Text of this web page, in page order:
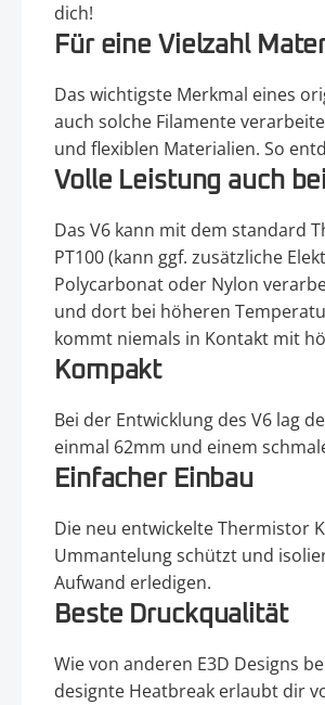
dich!
Für eine Vielzahl
Das wichtigste Merkmal eines
auch solche Filamente
und flexiblen Materialien. So
Volle Leistung auch
Das V6 kann mit dem standard
PT100 (kann ggf. zusätzliche
Polycarbonat oder Nylon
und dort bei höheren
kommt niemals in Kontakt mit
Kompakt
Bei der Entwicklung des V6 lag
einmal 62mm und einem
Einfacher Einbau
Die neu entwickelte Thermistor
Ummantelung schützt und
Aufwand erledigen.
Beste Druckqualität
Wie von anderen E3D Designs
designte Heatbreak erlaubt dir